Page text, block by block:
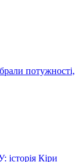
потужності,
Кіри